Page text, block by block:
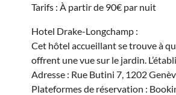
Tarifs : À partir de 90€ par nuit
Hotel Drake-Longchamp :
Cet hôtel accueillant se trouve à
offrent une vue sur le jardin.
Adresse : Rue Butini 7, 1202
Plateformes de réservation :